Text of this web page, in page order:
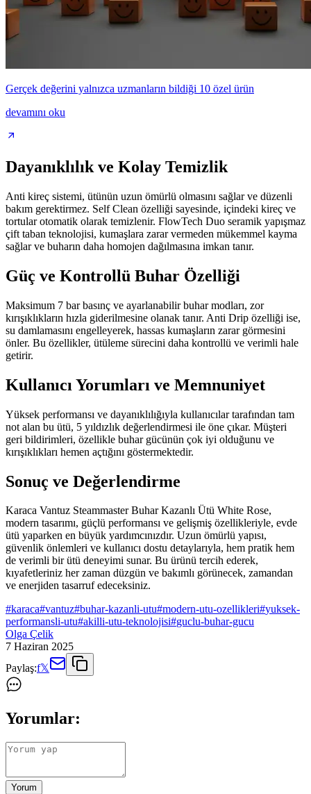
Gerçek değerini yalnızca uzmanların bildiği 10 özel ürün
devamını oku
Dayanıklılık ve Kolay Temizlik
Anti kireç sistemi, ütünün uzun ömürlü olmasını sağlar ve düzenli
bakım gerektirmez. Self Clean özelliği sayesinde, içindeki kireç ve
tortular otomatik olarak temizlenir. FlowTech Duo seramik yapışmaz
çift taban teknolojisi, kumaşlara zarar vermeden mükemmel kayma
sağlar ve buharın daha homojen dağılmasına imkan tanır.
Güç ve Kontrollü Buhar Özelliği
Maksimum 7 bar basınç ve ayarlanabilir buhar modları, zor
kırışıklıkların hızla giderilmesine olanak tanır. Anti Drip özelliği ise,
su damlamasını engelleyerek, hassas kumaşların zarar görmesini
önler. Bu özellikler, ütüleme sürecini daha kontrollü ve verimli hale
getirir.
Kullanıcı Yorumları ve Memnuniyet
Yüksek performansı ve dayanıklılığıyla kullanıcılar tarafından tam
not alan bu ütü, 5 yıldızlık değerlendirmesi ile öne çıkar. Müşteri
geri bildirimleri, özellikle buhar gücünün çok iyi olduğunu ve
kırışıklıkları hemen açtığını göstermektedir.
Sonuç ve Değerlendirme
Karaca Vantuz Steammaster Buhar Kazanlı Ütü White Rose,
modern tasarımı, güçlü performansı ve gelişmiş özellikleriyle, evde
ütü yaparken en büyük yardımcınızdır. Uzun ömürlü yapısı,
güvenlik önlemleri ve kullanıcı dostu detaylarıyla, hem pratik hem
de verimli bir ütü deneyimi sunar. Bu ürünü tercih ederek,
kıyafetleriniz her zaman düzgün ve bakımlı görünecek, zamandan
ve enerjiden tasarruf edeceksiniz.
#karaca#vantuz#buhar-kazanli-utu#modern-utu-ozellikleri#yuksek-
performansli-utu#akilli-utu-teknolojisi#guclu-buhar-gucu
Olga Çelik
7 Haziran 2025
Paylaş:f𝕏
Yorumlar:
Yorum